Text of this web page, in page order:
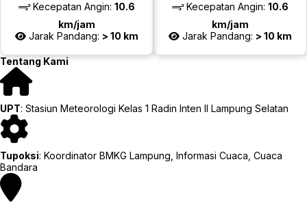
Kecepatan Angin: 10.6
km/jam
Jarak Pandang: > 10 km
Kecepatan Angin: 10.6
km/jam
Jarak Pandang: > 10 km
Tentang Kami
UPT: Stasiun Meteorologi Kelas 1 Radin Inten II Lampung Selatan
Tupoksi: Koordinator BMKG Lampung, Informasi Cuaca, Cuaca
Bandara